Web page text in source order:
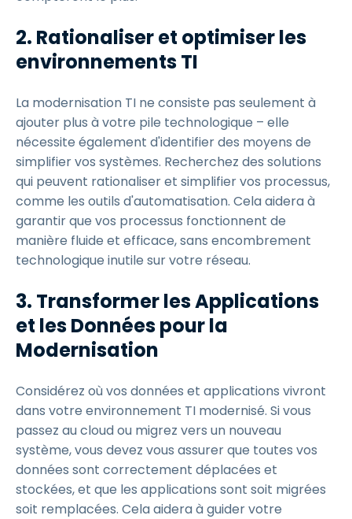
2. Rationaliser et optimiser les
environnements TI
La modernisation TI ne consiste pas seulement à
ajouter plus à votre pile technologique – elle
nécessite également d'identifier des moyens de
simplifier vos systèmes. Recherchez des solutions
qui peuvent rationaliser et simplifier vos processus,
comme les outils d'automatisation. Cela aidera à
garantir que vos processus fonctionnent de
manière fluide et efficace, sans encombrement
technologique inutile sur votre réseau.
3. Transformer les Applications
et les Données pour la
Modernisation
Considérez où vos données et applications vivront
dans votre environnement TI modernisé. Si vous
passez au cloud ou migrez vers un nouveau
système, vous devez vous assurer que toutes vos
données sont correctement déplacées et
stockées, et que les applications sont soit migrées
soit remplacées. Cela aidera à guider votre